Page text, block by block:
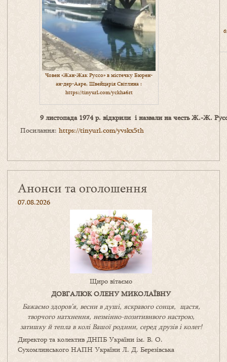
Човен «Жан-Жак Руссо» в містечку Бюрен-
ан-дер-Ааре, Швейцарія Світлина :
https://tinyurl.com/yckha6rt
9 листопада 1974 р. відкрили і назвали на честь Ж.-Ж.
Посилання: https://tinyurl.com/yvskx5th
Анонси та оголошення
07.08.2026
Щиро вітаємо
ДОВГАЛЮК ОЛЕНУ МИКОЛАЇВНУ
Бажаємо здоров’я, весни в душі, яскравого сонця, щастя,
творчого натхнення, незмінно-позитивнвого настрою,
затишкуйтепла в коліВашоїродини, серед друзів і колег!
Директор та колектив ДНПБ України ім. В. О.
Сухомлинського НАПН України Л. Д. Березівська